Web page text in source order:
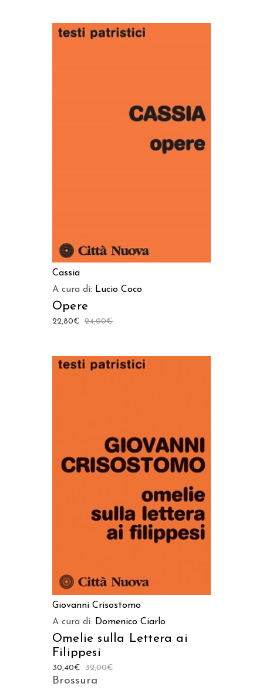
AGGIUNGI AL CARRELLO
Cassia
A cura di: Lucio Coco
Opere
24,00€
22,80€
AGGIUNGI AL CARRELLO
Giovanni Crisostomo
A cura di: Domenico Ciarlo
Omelie sulla Lettera ai
Filippesi
32,00€
30,40€
Brossura